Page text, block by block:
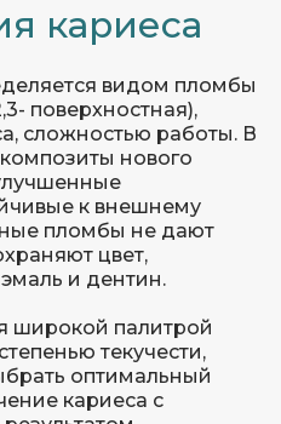
кариеса
видом пломбы
поверхностная),
сложностью работы. В
нового
к внешнему
пломбы не дают
цвет,
и дентин.
широкой палитрой
текучести,
оптимальный
кариеса с